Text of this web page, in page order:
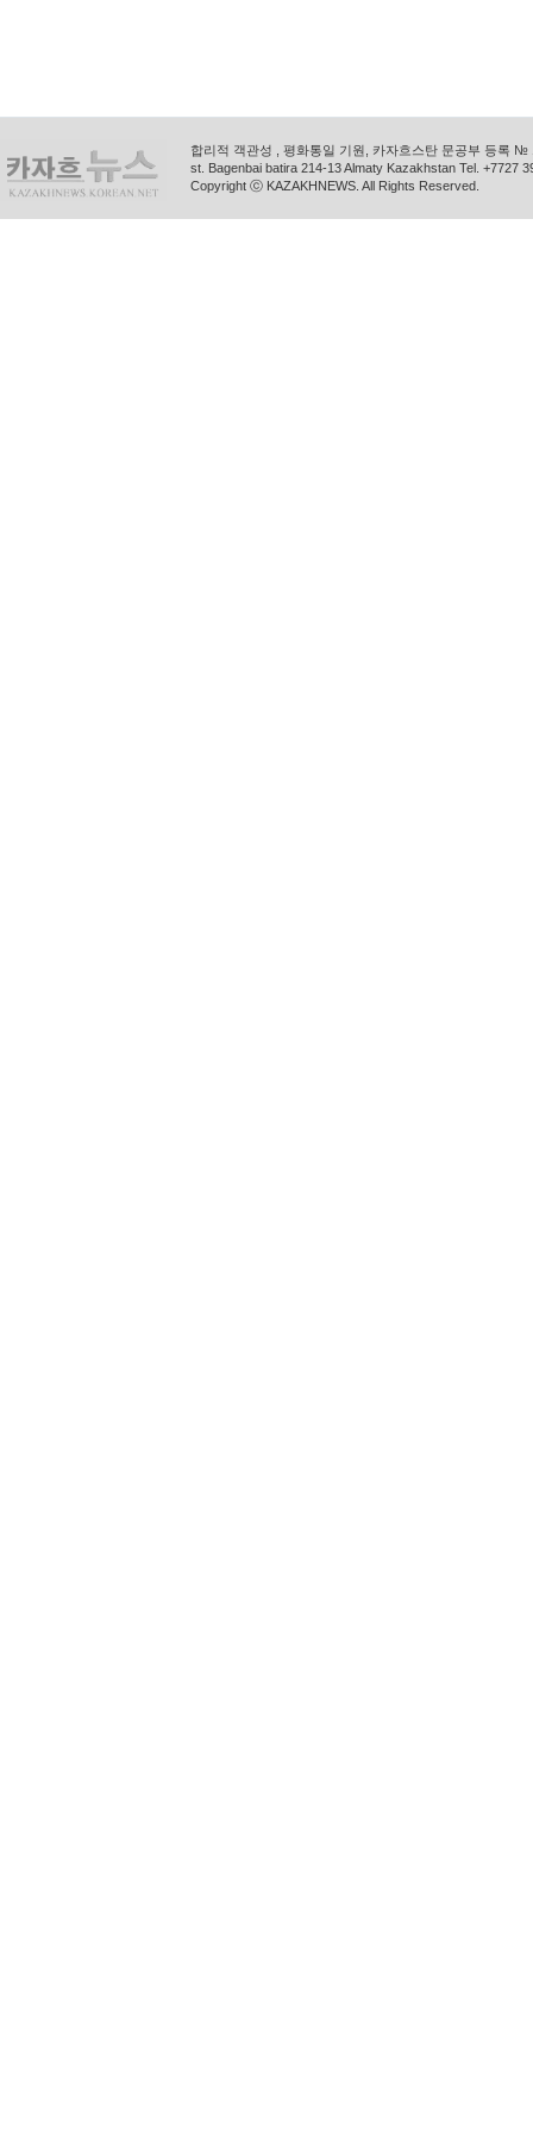
합리적 객관성 , 평화통일 기원, 카자흐스탄 문공부 등록
st. Bagenbai batira 214-13 Almaty Kazakhstan Tel. +7727
Copyright ⓒ KAZAKHNEWS. All Rights Reserved.